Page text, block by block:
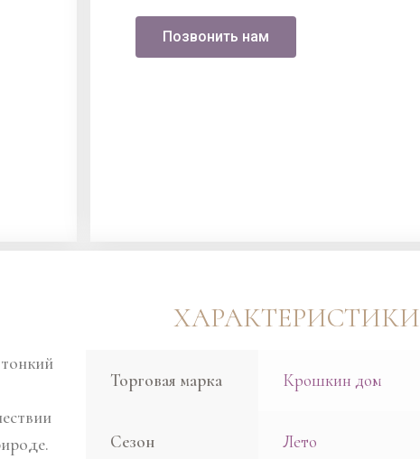
Позвонить нам
ХАРАКТЕРИСТИКИ
Торговая марка Крошкин дом
Сезон Лето